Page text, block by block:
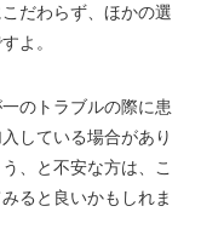
だわらず、ほかの選
よ。
のトラブルの際に患
している場合があり
、と不安な方は、こ
ると良いかもしれま